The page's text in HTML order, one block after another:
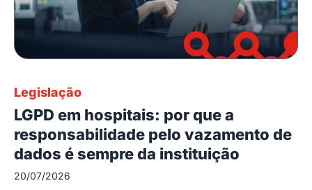
Legislação
LGPD em hospitais: por que a
responsabilidade pelo vazamento de
dados é sempre da instituição
20/07/2026